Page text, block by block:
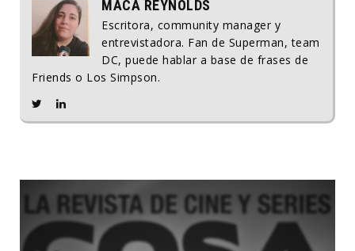
MACA REYNOLDS
Escritora, community manager y
entrevistadora. Fan de Superman, team
DC, puede hablar a base de frases de
Friends o Los Simpson.